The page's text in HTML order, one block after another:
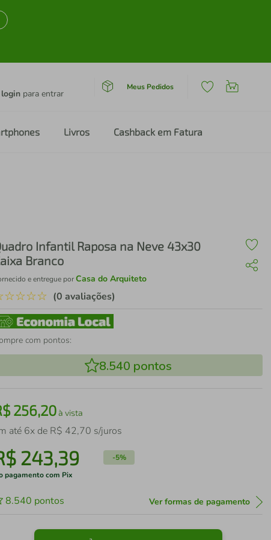
login para entrar
Meus Pedidos
Livros Cashback em Fatura
Infantil Raposa na Neve 43x30
Branco
e entregue porCasa do Arquiteto
☆☆☆☆ (0 avaliações)
com pontos:
8.540 pontos
256,20à vista
até 6x de R$ 42,70 s/juros
243,39 -5%
pagamento com Pix
8.540 pontos Ver formas de pagamento